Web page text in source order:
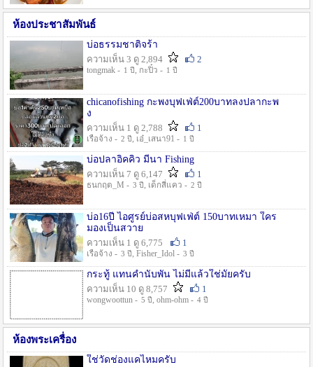
ห้องประชาสัมพันธ์
บ่อธรรมชาติจร้า
ความเห็น 3 ดู 2,894
2
tongmak - 1 ปี , กะปิ๋ว - 1 ปี
chicanofishing กะพงบุฟเฟ่ต์200บาทลงปลากะพ
ง
ความเห็น 1 ดู 2,788
1
เรือจ้าง - 2 ปี , เอ๋_เสนา91 - 1 ปี
บ่อปลาอิคคิว มีนา Fishing
ความเห็น 7 ดู 6,147
1
ธนกฤต_M - 3 ปี , เด็กสี่แคว - 2 ปี
บ่อ16ปี ไอศูรย์บ่อสหบุฟเฟ่ต์ 150บาทเหมา ใคร
มองเป็นสวาย
ความเห็น 1 ดู 6,775
1
เรือจ้าง - 3 ปี , Fisher_Idol - 3 ปี
กระทู้ แทนคำนับพัน ไม่มีแล้วใช่มั๊ยครับ
ความเห็น 10 ดู 8,757
1
wongwoottun - 5 ปี , ohm-ohm - 4 ปี
ห้องพระเครื่อง
ใช่วัดช่องแคไหมครับ